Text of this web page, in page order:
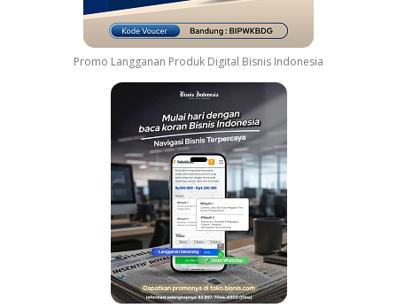
Promo Langganan Produk Digital Bisnis Indonesia